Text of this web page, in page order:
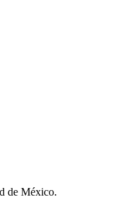
de México.